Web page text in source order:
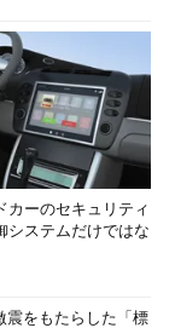
カーのセキュリティ
システムだけではな
震をもたらした「標